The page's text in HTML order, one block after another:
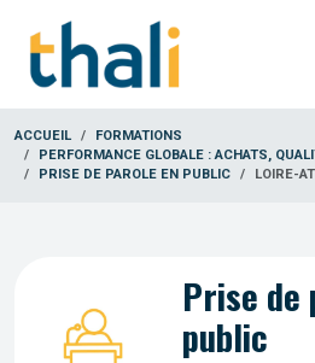
ACCUEIL
FORMATIONS
PERFORMANCE GLOBALE : ACHATS,
PRISE DE PAROLE EN PUBLIC
LOIRE-
Prise de
public